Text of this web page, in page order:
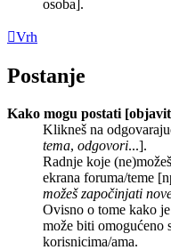
osoba].
Vrh
Postanje
Kako mogu postati
Klikneš na
tema, odgovori...].
Radnje koje
ekrana foruma/teme
možeš započinjati
Ovisno o tome kako
može biti omogućeno
korisnicima/ama.